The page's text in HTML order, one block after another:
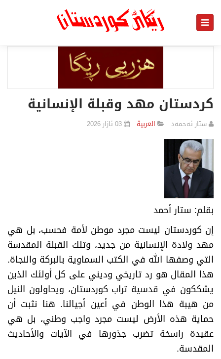
​كردستان مهد وقبلة الإنسانية
ستار ئەحمەد العربیة 03 ئازار 2026
​بقلم: ستار أحمد
​إن كوردستان ليست مجرد موطن لأمة فحسب، بل هي
مهد ولادة الإنسانية من جديد، وتلك القبلة المقدسة
التي وصفها الله في الكتب السماوية بالبركة والنجاة.
هذا المقال هو رد تاريخي وديني على كل أولئك الذين
يشككون في قدسية تراب كوردستان، ويحاولون النيل
من هيبة هذا الوطن في أعين أجيالنا. هنا نثبت أن
حماية هذه الأرض ليست مجرد واجب وطني، بل هي
عقيدة راسخة تضرب جذورها في الآيات والأحاديث
المقدسة.